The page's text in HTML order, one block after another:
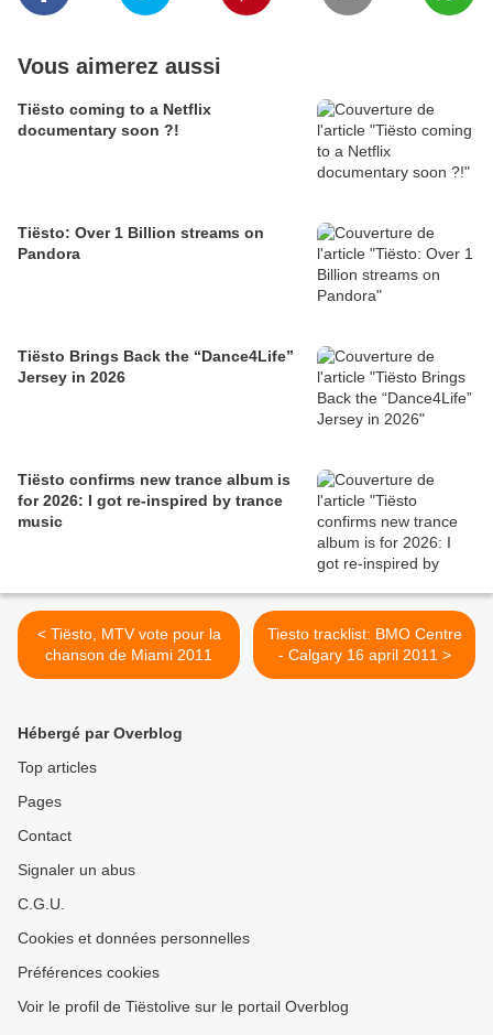
Vous aimerez aussi
Tiësto coming to a Netflix
documentary soon ?!
Tiësto: Over 1 Billion streams on
Pandora
Tiësto Brings Back the “Dance4Life”
Jersey in 2026
Tiësto confirms new trance album is
for 2026: I got re-inspired by trance
music
< Tiësto, MTV vote pour la
chanson de Miami 2011
Tiesto tracklist: BMO Centre
- Calgary 16 april 2011 >
Hébergé par Overblog
Top articles
Pages
Contact
Signaler un abus
C.G.U.
Cookies et données personnelles
Préférences cookies
Voir le profil de Tiëstolive sur le portail Overblog